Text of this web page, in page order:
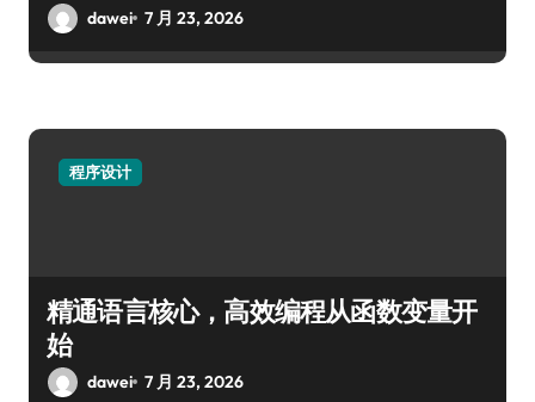
dawei 7 月 23, 2026
程序设计
精通语言核心，高效编程从函数变量开
始
dawei 7 月 23, 2026